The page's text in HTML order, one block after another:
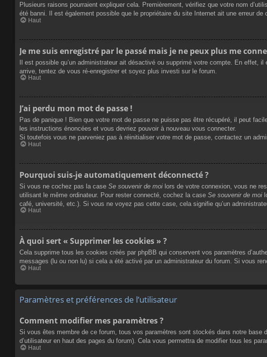
Plusieurs raisons pourraient expliquer cela. Premièrement, vérifiez que votre nom
été banni. Il est également possible que le propriétaire du site Internet ait une erreur de
Haut
Je me suis enregistré par le passé mais je ne peux plus me
Il est possible qu’un administrateur ait désactivé ou supprimé votre compte. En
arrive, tentez de vous ré-enregistrer et soyez plus investi sur le forum.
Haut
J’ai perdu mon mot de passe !
Pas de panique ! Bien que votre mot de passe ne puisse pas être récupéré, il peut
les instructions énoncées et vous devriez pouvoir à nouveau vous connecter.
Si toutefois vous ne parveniez pas à réinitialiser votre mot de passe, contactez un
Haut
Pourquoi suis-je automatiquement déconnecté ?
Si vous ne cochez pas la case Se souvenir de moi lors de votre connexion, vous ne
utilisant le même ordinateur. Pour rester connecté, cochez la case Se souvenir de moi
café, université, etc.). Si vous ne voyez pas cette case, cela signifie qu’un
Haut
À quoi sert « Supprimer les cookies » ?
Cela supprime tous les cookies créés par phpBB qui conservent vos paramètres
messages (lu ou non lu) si cela a été activé par un administrateur du forum. Si vous
Haut
Paramètres et préférences de l’utilisateur
Comment modifier mes paramètres ?
Si vous êtes membre de ce forum, tous vos paramètres sont stockés dans notre base
d’utilisateur en haut des pages du forum). Cela vous permettra de modifier tous les
Haut